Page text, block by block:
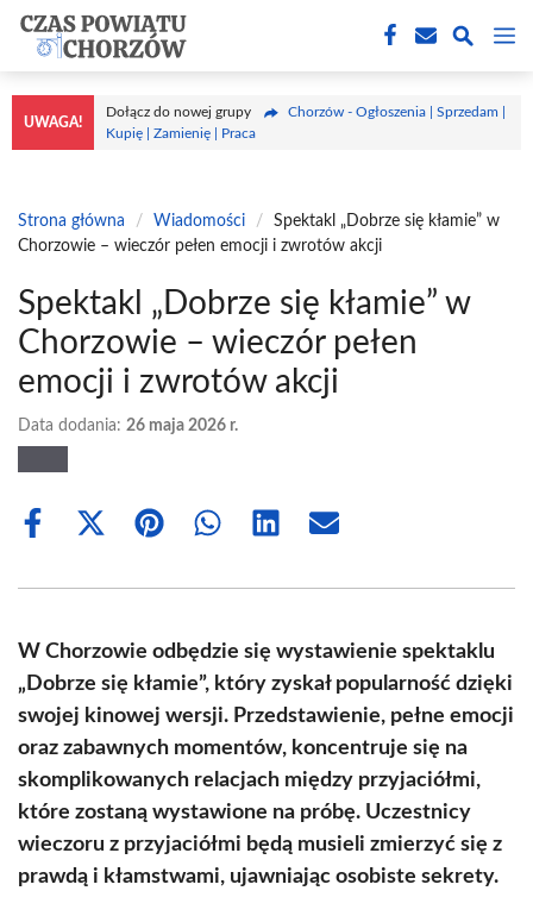
Przejdź
treści
UWAGA!
Dołącz do nowej grupy
Chorzów - Ogłoszenia | Sprzedam |
Kupię | Zamienię | Praca
Strona główna / Wiadomości /
Spektakl „Dobrze się kłamie” w
Chorzowie – wieczór pełen emocji i zwrotów akcji
Spektakl „Dobrze się kłamie” w
Chorzowie – wieczór pełen
emocji i zwrotów akcji
Data dodania: 26 maja 2026 r.
Share
Share
(Twitter)
Share Share Share Share
W Chorzowie odbędzie się wystawienie spektaklu
„Dobrze się kłamie”, który zyskał popularność dzięki
swojej kinowej wersji. Przedstawienie, pełne emocji
oraz zabawnych momentów, koncentruje się na
skomplikowanych relacjach między przyjaciółmi,
które zostaną wystawione na próbę. Uczestnicy
wieczoru z przyjaciółmi będą musieli zmierzyć się z
prawdą i kłamstwami, ujawniając osobiste sekrety.